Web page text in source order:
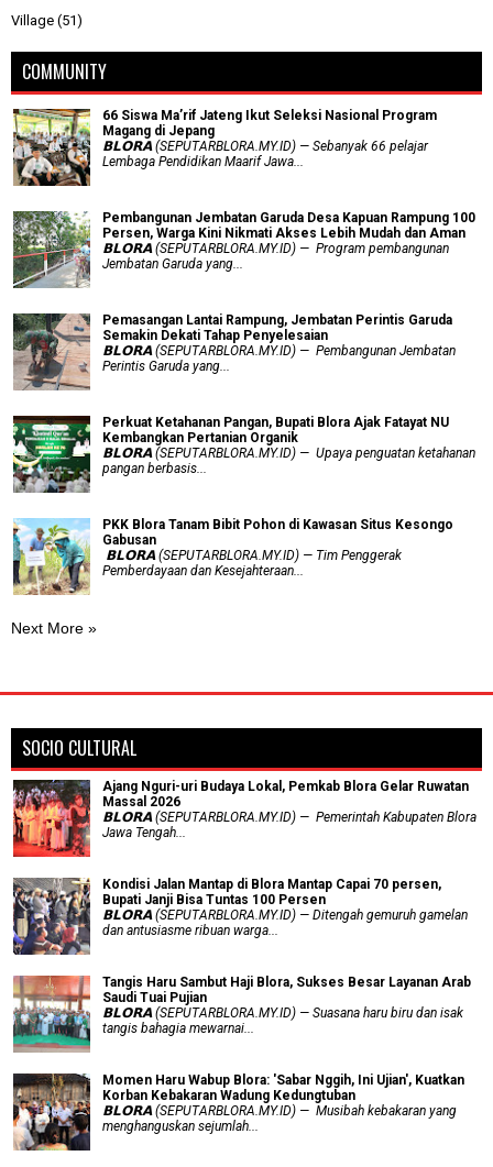
Village (51)
COMMUNITY
66 Siswa Ma’rif Jateng Ikut Seleksi Nasional Program
Magang di Jepang
𝗕𝗟𝗢𝗥𝗔 (SEPUTARBLORA.MY.ID) — Sebanyak 66 pelajar
Lembaga Pendidikan Maarif Jawa...
Pembangunan Jembatan Garuda Desa Kapuan Rampung 100
Persen, Warga Kini Nikmati Akses Lebih Mudah dan Aman
𝗕𝗟𝗢𝗥𝗔 (SEPUTARBLORA.MY.ID) — Program pembangunan
Jembatan Garuda yang...
Pemasangan Lantai Rampung, Jembatan Perintis Garuda
Semakin Dekati Tahap Penyelesaian
𝗕𝗟𝗢𝗥𝗔 (SEPUTARBLORA.MY.ID) — Pembangunan Jembatan
Perintis Garuda yang...
​Perkuat Ketahanan Pangan, Bupati Blora Ajak Fatayat NU
Kembangkan Pertanian Organik
𝗕𝗟𝗢𝗥𝗔 (SEPUTARBLORA.MY.ID) — Upaya penguatan ketahanan
pangan berbasis...
PKK Blora Tanam Bibit Pohon di Kawasan Situs Kesongo
Gabusan
‎ 𝗕𝗟𝗢𝗥𝗔 (SEPUTARBLORA.MY.ID) — Tim Penggerak
Pemberdayaan dan Kesejahteraan...
Next More »
SOCIO CULTURAL
Ajang Nguri-uri Budaya Lokal, Pemkab Blora Gelar Ruwatan
Massal 2026
𝗕𝗟𝗢𝗥𝗔 (SEPUTARBLORA.MY.ID) — Pemerintah Kabupaten Blora
Jawa Tengah...
Kondisi Jalan Mantap di Blora Mantap Capai 70 persen,
Bupati Janji Bisa Tuntas 100 Persen
𝗕𝗟𝗢𝗥𝗔 (SEPUTARBLORA.MY.ID) — Ditengah gemuruh gamelan
dan antusiasme ribuan warga...
Tangis Haru Sambut Haji Blora, Sukses Besar Layanan Arab
Saudi Tuai Pujian
𝗕𝗟𝗢𝗥𝗔 (SEPUTARBLORA.MY.ID) — Suasana haru biru dan isak
tangis bahagia mewarnai...
Momen Haru Wabup Blora: ​'Sabar Nggih, Ini Ujian', Kuatkan
Korban Kebakaran Wadung Kedungtuban
𝗕𝗟𝗢𝗥𝗔 (SEPUTARBLORA.MY.ID) — Musibah kebakaran yang
menghanguskan sejumlah...